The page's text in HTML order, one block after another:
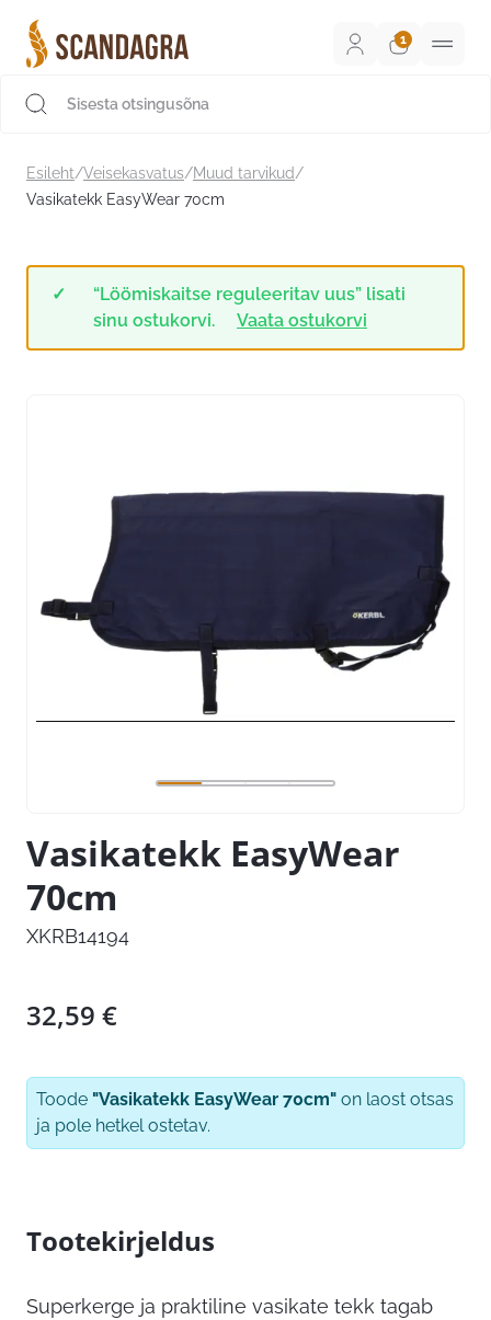
sisu
juurde
Esileht/Veisekasvatus/Muud tarvikud/
Vasikatekk EasyWear 70cm
“Löömiskaitse reguleeritav uus” lisati
sinu ostukorvi.
Vaata ostukorvi
Vasikatekk EasyWear
70cm
XKRB14194
32,59 €
Toode "Vasikatekk EasyWear 70cm" on laost otsas
ja pole hetkel ostetav.
Tootekirjeldus
Superkerge ja praktiline vasikate tekk tagab